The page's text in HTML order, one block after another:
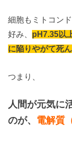
細胞もミトコンド
好み、 pH7.35以
に陥りやがて死
つまり、
人間が元気に
のが、 電解質